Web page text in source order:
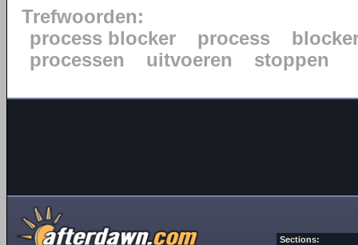
Trefwoorden:
process blocker
process
processen
uitvoeren stoppen
Sections: